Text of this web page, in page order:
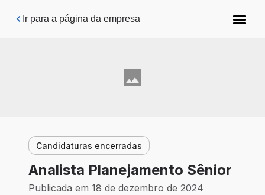
Pular para o conteúdo principal
Ir para a página da empresa
Candidaturas encerradas
Analista Planejamento Sênior
Publicada em 18 de dezembro de 2024